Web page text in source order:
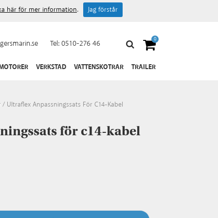
Tel:0510-276 46 0
VERKSTAD VATTENSKOTRAR TRAILER
/ Ultraflex Anpassningssats För C14-Kabel
för c14-kabel
här för mer information. Jag förstår